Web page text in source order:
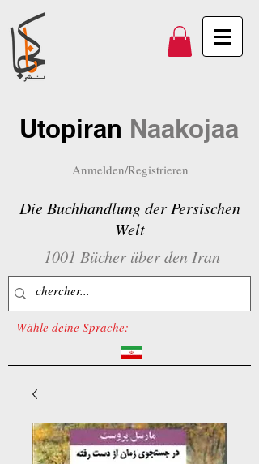
Utopiran Naakojaa
Anmelden/Registrieren
Die Buchhandlung der Persischen
Welt
1001 Bücher über den Iran
Wähle deine Sprache: